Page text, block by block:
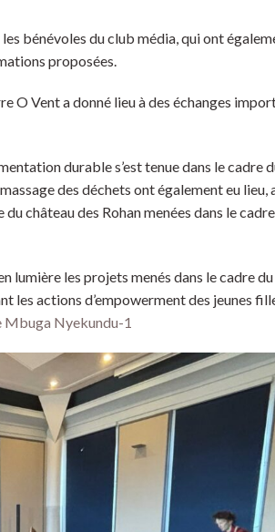
bénévoles du club média, qui ont
proposées.
O Vent a donné lieu à des échanges
durable s’est tenue dans le cadre
des déchets ont également eu lieu,
château des Rohan menées dans le
lumière les projets menés dans le cadre du
les actions d’empowerment des jeunes
Mbuga Nyekundu-1